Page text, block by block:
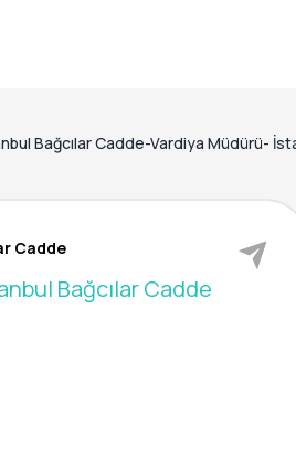
Bağcılar Cadde-Vardiya Müdürü-
Cadde
Bağcılar Cadde